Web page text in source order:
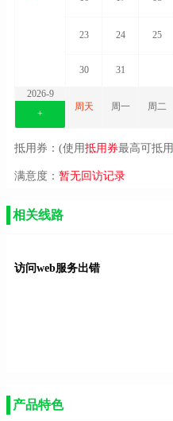
23 24 25
30 31
2026-9
+
周天 周一 周二
抵用券：(使用抵用券最高可抵用
满意度： 暂无回访记录
相关线路
访问web服务出错
产品特色